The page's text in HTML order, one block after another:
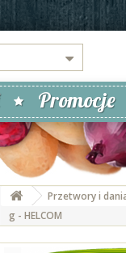
Promocje
Przetwory i
g - HELCOM